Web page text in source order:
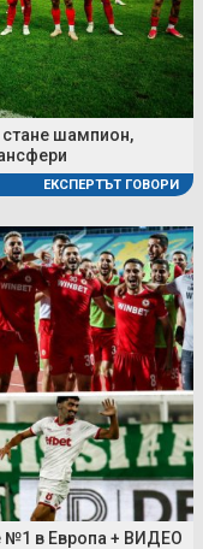
шампион,
ЕКСПЕРТЪТ ГОВОРИ
№1 в Европа + ВИДЕО